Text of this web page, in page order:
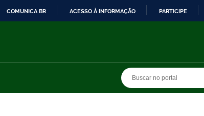
COMUNICA BR ACESSO À INFORMAÇÃO PARTICIPE